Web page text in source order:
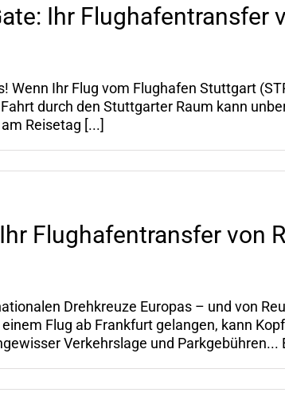
Ihr Flughafentransfer
Ihr Flug vom Flughafen Stuttgart
durch den Stuttgarter Raum kann
Reisetag [...]
Flughafentransfer von
Drehkreuze Europas – und von
Flug ab Frankfurt gelangen, kann
Verkehrslage und Parkgebühren...